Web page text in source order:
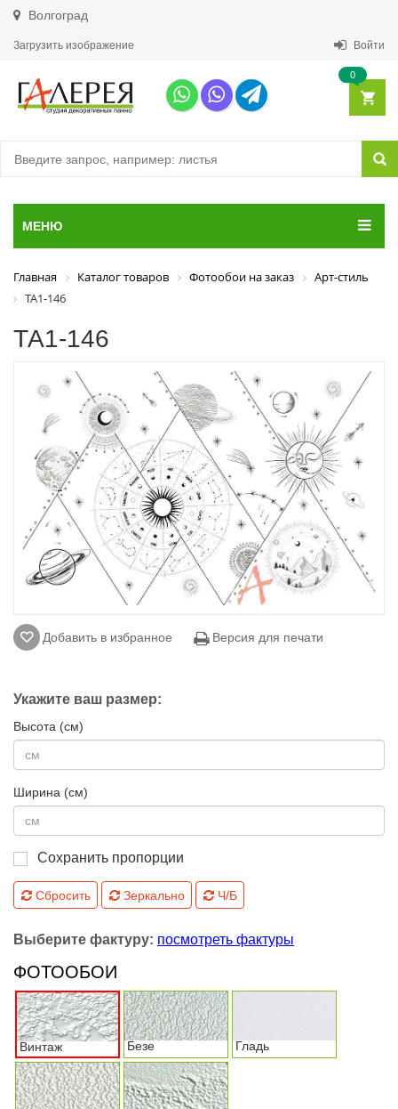
Волгоград
Загрузить изображение Войти
0
МЕНЮ
Главная Каталог товаров Фотообои на заказ
Арт-стиль
ТА1-146
ТА1-146
Добавить в избранное Версия для печати
Укажите ваш размер:
Высота (см)
Ширина (см)
Сохранить пропорции
Сбросить Зеркально Ч/Б
Выберите фактуру: посмотреть фактуры
ФОТООБОИ
Винтаж Безе Гладь